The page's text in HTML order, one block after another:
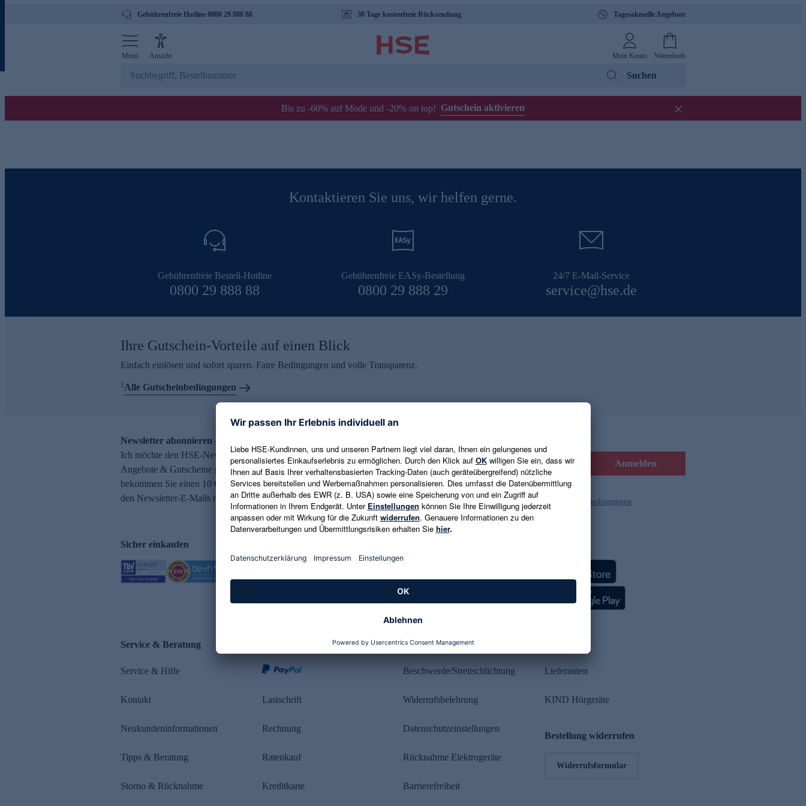
Gebührenfreie Hotline 0800 29 888 88 30 Tage kostenfreie Rücksendung Tagesaktuelle Angebote
Menü Ansicht Mein Konto Warenkorb
Suchen
Bis zu -60% auf Mode und -20% on top! Gutschein aktivieren
Kontaktieren Sie uns, wir helfen gerne.
Gebührenfreie Bestell-Hotline
0800 29 888 88
Gebührenfreie EASy-Bestellung
0800 29 888 29
24/7 E-Mail-Service
service@hse.de
Ihre Gutschein-Vorteile auf einen Blick
Einfach einlösen und sofort sparen. Faire Bedingungen und volle Transparenz.
1Alle Gutscheinbedingungen
Newsletter abonnieren – 10 € Gutschein erhalten
Ich möchte den HSE-Newsletter abonnieren und aktuelle Trends,
Angebote & Gutscheine per E-Mail erhalten. Als Dankeschön
bekommen Sie einen 10 € Gutschein. Eine Abmeldung ist jederzeit in
den Newsletter-E-Mails möglich.
E-Mail-Adresse eingeben Anmelden
Es gelten die Datenschutzrichtlinien und die Gutscheinbedingungen
Sicher einkaufen
Service & Beratung
Service & Hilfe
Kontakt
Neukundeninformationen
Tipps & Beratung
Storno & Rücknahme
Lastschrift
Rechnung
Ratenkauf
Kreditkarte
Rechtliches
Beschwerde/Streitschlichtung
Widerrufsbelehrung
Datenschutzeinstellungen
Rücknahme Elektrogeräte
Barrierefreiheit
Lieferanten
KIND Hörgeräte
Bestellung widerrufen
Widerrufsformular